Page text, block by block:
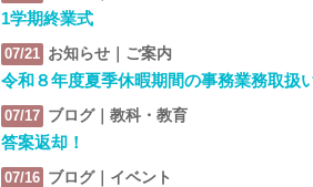
1学期終業式
07/21 お知らせ｜ご案内
令和８年度夏季休暇期間の事務業務取扱
07/17 ブログ｜教科・教育
答案返却！
07/16 ブログ｜イベント